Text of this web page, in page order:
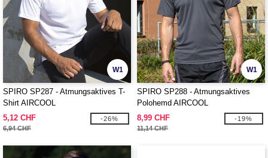
W1
SPIRO SP287 - Atmungsaktives T-
Shirt AIRCOOL
5,12 CHF
6,94 CHF
-26%
W1
SPIRO SP288 - Atmungsaktives
Polohemd AIRCOOL
8,99 CHF
11,14 CHF
-19%